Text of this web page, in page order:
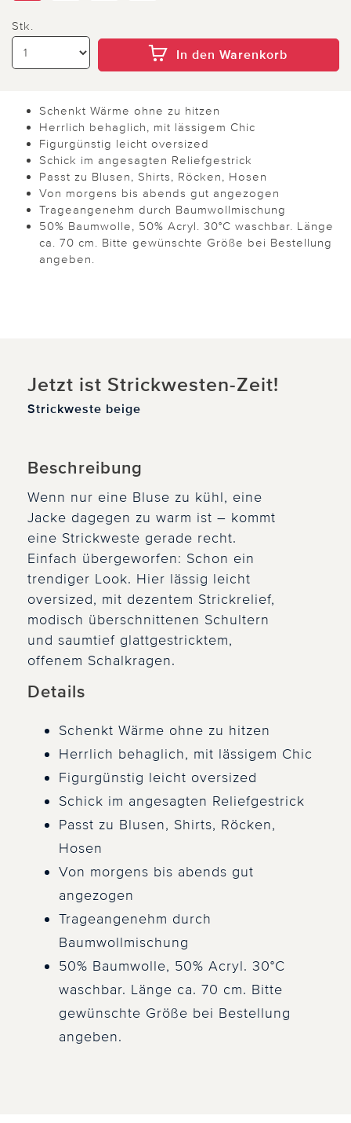
Stk.
In den Warenkorb
Schenkt Wärme ohne zu hitzen
Herrlich behaglich, mit lässigem Chic
Figurgünstig leicht oversized
Schick im angesagten Reliefgestrick
Passt zu Blusen, Shirts, Röcken, Hosen
Von morgens bis abends gut angezogen
Trageangenehm durch Baumwollmischung
50% Baumwolle, 50% Acryl. 30°C waschbar. Länge
ca. 70 cm. Bitte gewünschte Größe bei Bestellung
angeben.
Jetzt ist Strickwesten-Zeit!
Strickweste beige
Beschreibung
Wenn nur eine Bluse zu kühl, eine
Jacke dagegen zu warm ist – kommt
eine Strickweste gerade recht.
Einfach übergeworfen: Schon ein
trendiger Look. Hier lässig leicht
oversized, mit dezentem Strickrelief,
modisch überschnittenen Schultern
und saumtief glattgestricktem,
offenem Schalkragen.
Details
Schenkt Wärme ohne zu hitzen
Herrlich behaglich, mit lässigem Chic
Figurgünstig leicht oversized
Schick im angesagten Reliefgestrick
Passt zu Blusen, Shirts, Röcken,
Hosen
Von morgens bis abends gut
angezogen
Trageangenehm durch
Baumwollmischung
50% Baumwolle, 50% Acryl. 30°C
waschbar. Länge ca. 70 cm. Bitte
gewünschte Größe bei Bestellung
angeben.